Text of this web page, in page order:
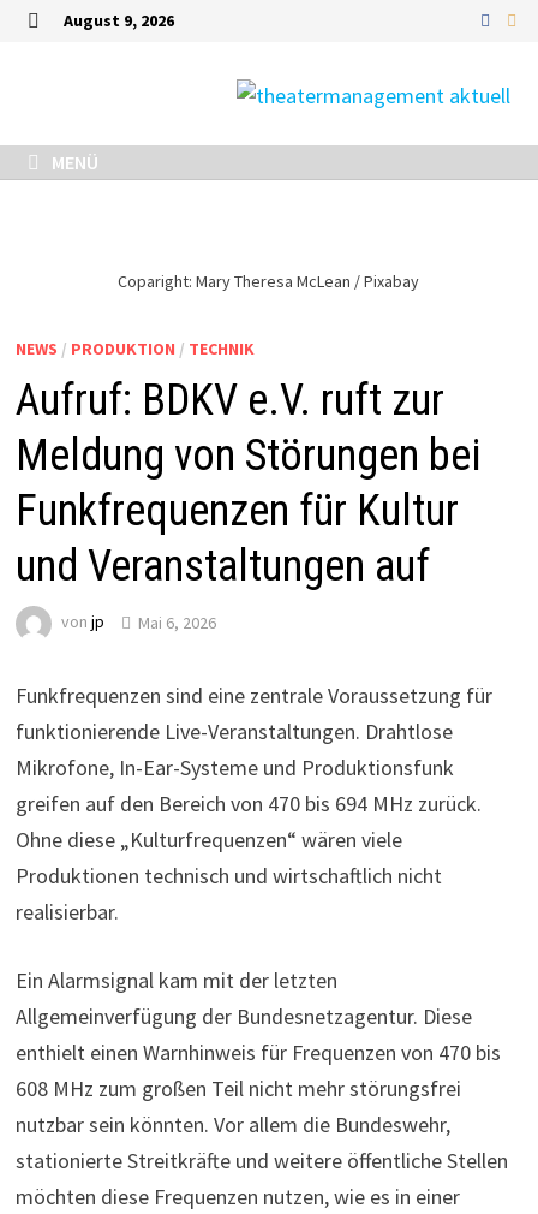
Zurück
August 9, 2026
MENÜ
Coparight: Mary Theresa McLean / Pixabay
NEWS / PRODUKTION / TECHNIK
Aufruf: BDKV e.V. ruft zur
Meldung von Störungen bei
Funkfrequenzen für Kultur
und Veranstaltungen auf
vonjp Mai 6, 2026
Funkfrequenzen sind eine zentrale Voraussetzung für
funktionierende Live-Veranstaltungen. Drahtlose
Mikrofone, In-Ear-Systeme und Produktionsfunk
greifen auf den Bereich von 470 bis 694 MHz zurück.
Ohne diese „Kulturfrequenzen“ wären viele
Produktionen technisch und wirtschaftlich nicht
realisierbar.
Ein Alarmsignal kam mit der letzten
Allgemeinverfügung der Bundesnetzagentur. Diese
enthielt einen Warnhinweis für Frequenzen von 470 bis
608 MHz zum großen Teil nicht mehr störungsfrei
nutzbar sein könnten. Vor allem die Bundeswehr,
stationierte Streitkräfte und weitere öffentliche Stellen
möchten diese Frequenzen nutzen, wie es in einer